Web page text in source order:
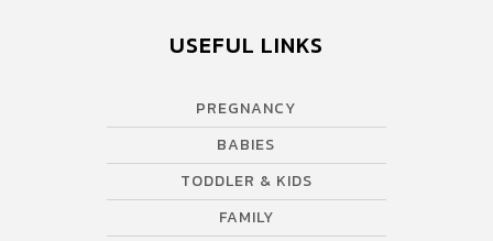
USEFUL LINKS
PREGNANCY
BABIES
TODDLER & KIDS
FAMILY